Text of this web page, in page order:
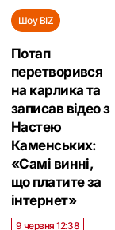
Шоу BIZ
Потап
перетворився
на карлика та
записав відео з
Настею
Каменських:
«Самі винні,
що платите за
інтернет‎»
9 червня 12:38